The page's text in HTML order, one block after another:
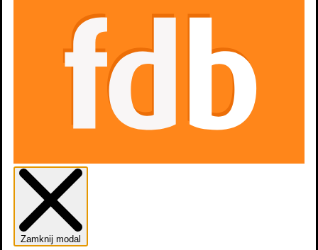
Zamknij modal